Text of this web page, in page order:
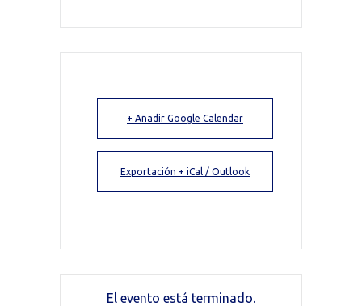
+ Añadir Google Calendar
Exportación + iCal / Outlook
El evento está terminado.